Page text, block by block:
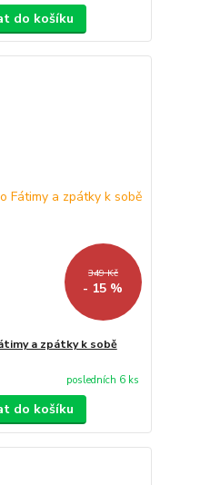
do košíku
349 Kč
- 15 %
a zpátky k sobě
posledních 6 ks
do košíku